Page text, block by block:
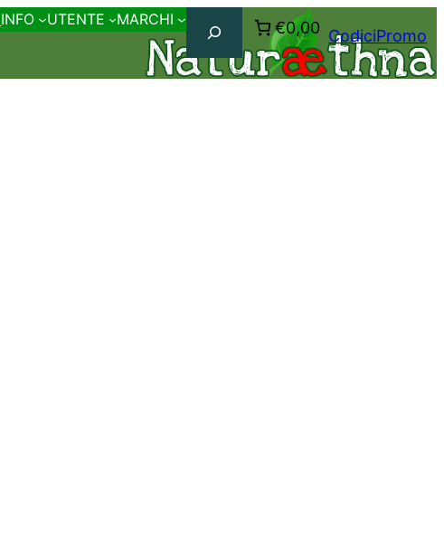
INFO UTENTE MARCHI Cerca €0,00 CodiciPromo